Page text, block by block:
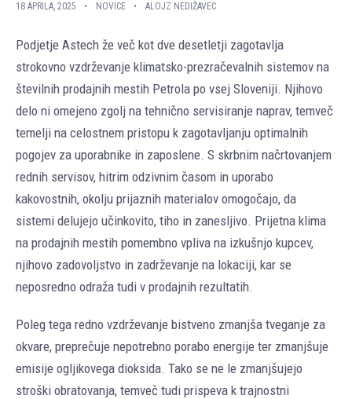
18 APRILA, 2025 • NOVICE • ALOJZ NEDIŽAVEC
Podjetje Astech že več kot dve desetletji zagotavlja
strokovno vzdrževanje klimatsko-prezračevalnih sistemov na
številnih prodajnih mestih Petrola po vsej Sloveniji. Njihovo
delo ni omejeno zgolj na tehnično servisiranje naprav, temveč
temelji na celostnem pristopu k zagotavljanju optimalnih
pogojev za uporabnike in zaposlene. S skrbnim načrtovanjem
rednih servisov, hitrim odzivnim časom in uporabo
kakovostnih, okolju prijaznih materialov omogočajo, da
sistemi delujejo učinkovito, tiho in zanesljivo. Prijetna klima
na prodajnih mestih pomembno vpliva na izkušnjo kupcev,
njihovo zadovoljstvo in zadrževanje na lokaciji, kar se
neposredno odraža tudi v prodajnih rezultatih.
Poleg tega redno vzdrževanje bistveno zmanjša tveganje za
okvare, preprečuje nepotrebno porabo energije ter zmanjšuje
emisije ogljikovega dioksida. Tako se ne le zmanjšujejo
stroški obratovanja, temveč tudi prispeva k trajnostni